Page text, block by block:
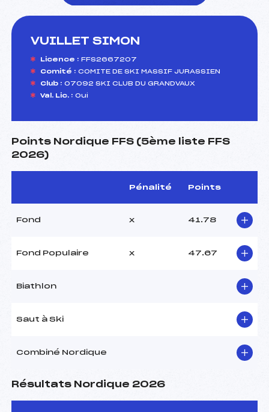
VUILLET SIMON
Licence : FFS2667207
Comité : COMITE DE SKI MASSIF JURASSIEN
Club : 07092 SKI CLUB DU GRANDVAUX
Val. Lic. : Oui
Points Nordique FFS (5ème liste FFS
2026)
Pénalité Points
Fond x 41.78
Fond Populaire x 47.67
Biathlon
Saut à Ski
Combiné Nordique
Résultats Nordique 2026